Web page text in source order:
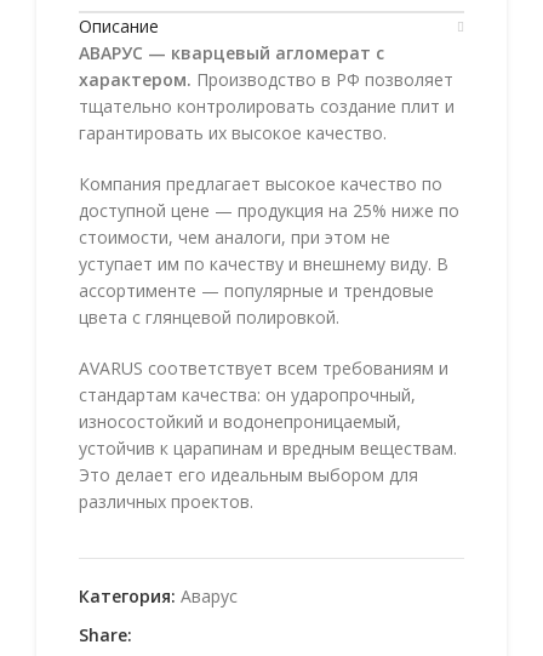
Описание
АВАРУС — кварцевый агломерат с
характером. Производство в РФ позволяет
тщательно контролировать создание плит и
гарантировать их высокое качество.
Компания предлагает высокое качество по
доступной цене — продукция на 25% ниже по
стоимости, чем аналоги, при этом не
уступает им по качеству и внешнему виду. В
ассортименте — популярные и трендовые
цвета с глянцевой полировкой.
AVARUS соответствует всем требованиям и
стандартам качества: он ударопрочный,
износостойкий и водонепроницаемый,
устойчив к царапинам и вредным веществам.
Это делает его идеальным выбором для
различных проектов.
Категория: Аварус
Share: